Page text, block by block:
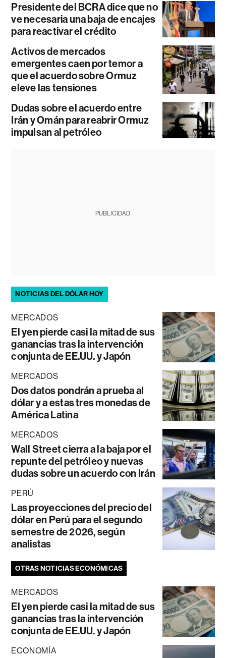
Presidente del BCRA dice que no
ve necesaria una baja de encajes
para reactivar el crédito
Activos de mercados
emergentes caen por temor a
que el acuerdo sobre Ormuz
eleve las tensiones
Dudas sobre el acuerdo entre
Irán y Omán para reabrir Ormuz
impulsan al petróleo
PUBLICIDAD
NOTICIAS DEL DÓLAR HOY
MERCADOS
El yen pierde casi la mitad de sus
ganancias tras la intervención
conjunta de EE.UU. y Japón
MERCADOS
Dos datos pondrán a prueba al
dólar y a estas tres monedas de
América Latina
MERCADOS
Wall Street cierra a la baja por el
repunte del petróleo y nuevas
dudas sobre un acuerdo con Irán
PERÚ
Las proyecciones del precio del
dólar en Perú para el segundo
semestre de 2026, según
analistas
OTRAS NOTICIAS ECONÓMICAS
MERCADOS
El yen pierde casi la mitad de sus
ganancias tras la intervención
conjunta de EE.UU. y Japón
ECONOMÍA